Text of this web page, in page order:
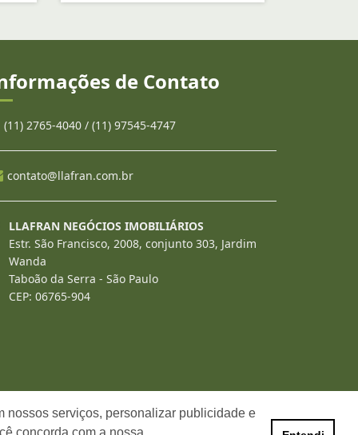
nossos serviços, personalizar publicidade e
concorda com a nossa
de Contato
(11) 2765-4040 / (11) 97545-4747
contato@llafran.com.br
LLAFRAN NEGÓCIOS IMOBILIÁRIOS
Estr. São Francisco, 2008, conjunto 303, Jardim
Wanda
Taboão da Serra - São Paulo
CEP: 06765-904